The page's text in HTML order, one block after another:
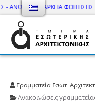
ΑΝΩΤΑΤΗ ΔΙΑΡΚΕΙΑ ΦΟΙΤΗΣΗΣ
Τμήμα Εσωτ.
Γραμματεία Εσωτ.
Ανακοινώσεις